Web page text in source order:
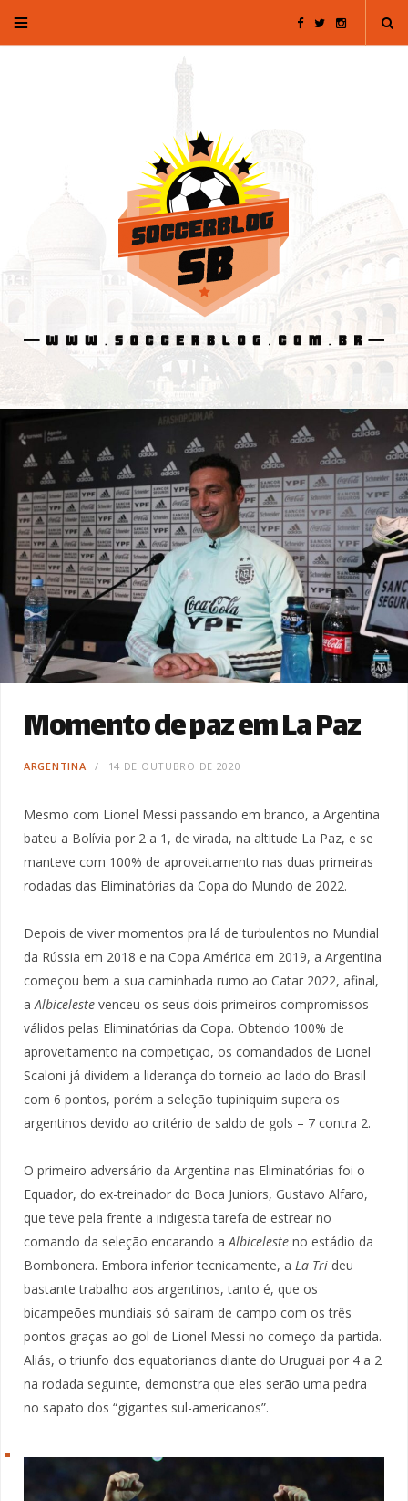
F T I
a
a
Momento de paz em La Paz
ARGENTINA 14 DE OUTUBRO DE 2020
Mesmo com Lionel Messi passando em branco, a Argentina
bateu a Bolívia por 2 a 1, de virada, na altitude La Paz, e se
manteve com 100% de aproveitamento nas duas primeiras
rodadas das Eliminatórias da Copa do Mundo de 2022.
Depois de viver momentos pra lá de turbulentos no Mundial
da Rússia em 2018 e na Copa América em 2019, a Argentina
começou bem a sua caminhada rumo ao Catar 2022, afinal,
a Albiceleste venceu os seus dois primeiros compromissos
válidos pelas Eliminatórias da Copa. Obtendo 100% de
aproveitamento na competição, os comandados de Lionel
Scaloni já dividem a liderança do torneio ao lado do Brasil
com 6 pontos, porém a seleção tupiniquim supera os
argentinos devido ao critério de saldo de gols – 7 contra 2.
O primeiro adversário da Argentina nas Eliminatórias foi o
Equador, do ex-treinador do Boca Juniors, Gustavo Alfaro,
que teve pela frente a indigesta tarefa de estrear no
comando da seleção encarando a Albiceleste no estádio da
Bombonera. Embora inferior tecnicamente, a La Tri deu
bastante trabalho aos argentinos, tanto é, que os
bicampeões mundiais só saíram de campo com os três
pontos graças ao gol de Lionel Messi no começo da partida.
Aliás, o triunfo dos equatorianos diante do Uruguai por 4 a 2
na rodada seguinte, demonstra que eles serão uma pedra
no sapato dos “gigantes sul-americanos”.